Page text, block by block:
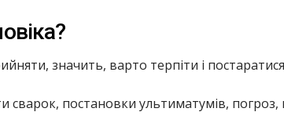
значить, варто терпіти і
постановки ультиматумів,